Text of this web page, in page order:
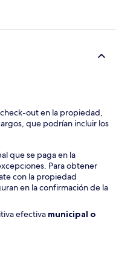
out en la propiedad,
que podrían incluir los
que se paga en la
Para obtener
con la propiedad
en la confirmación de la
efectiva municipal o